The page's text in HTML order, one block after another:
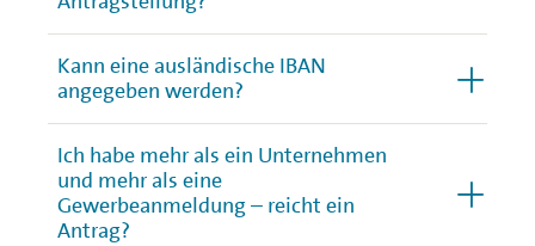
Kann eine ausländische IBAN
angegeben werden?
Ich habe mehr als ein Unternehmen
und mehr als eine
Gewerbeanmeldung – reicht ein
Antrag?